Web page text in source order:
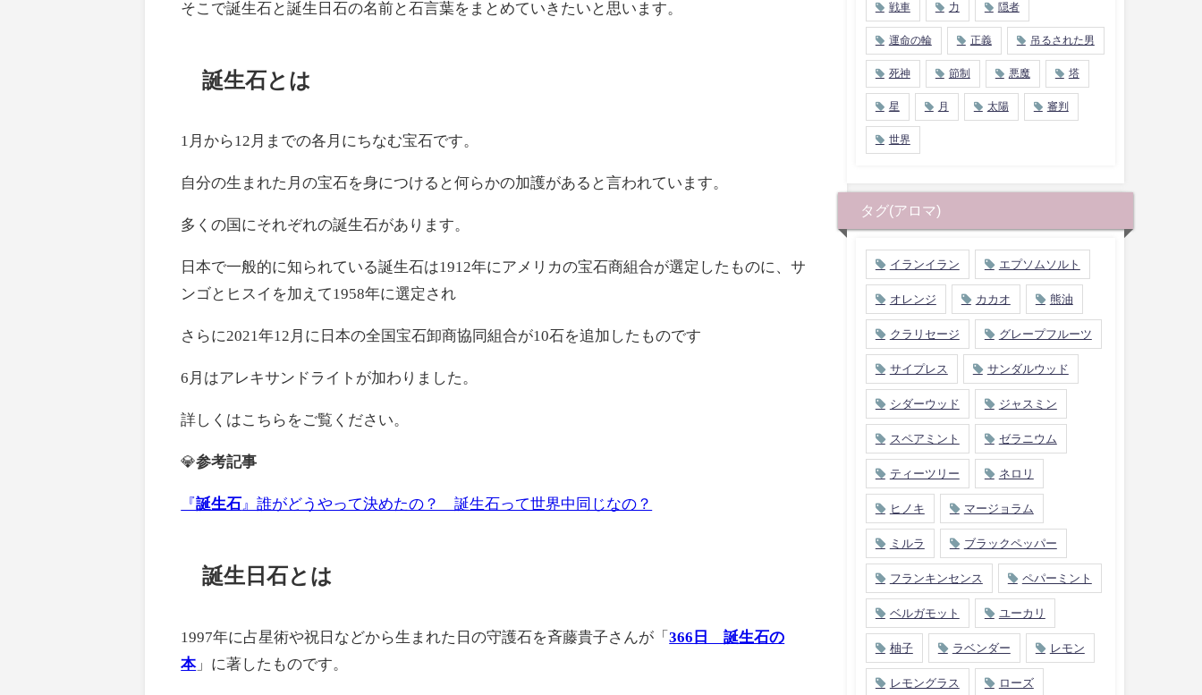
そこで誕生石と誕生日石の名前と石言葉をまとめていきたいと思います。
誕生石とは
1月から12月までの各月にちなむ宝石です。
自分の生まれた月の宝石を身につけると何らかの加護があると言われています。
多くの国にそれぞれの誕生石があります。
日本で一般的に知られている誕生石は1912年にアメリカの宝石商組合が選定したものに、サ
ンゴとヒスイを加えて1958年に選定され
さらに2021年12月に日本の全国宝石卸商協同組合が10石を追加したものです
6月はアレキサンドライトが加わりました。
詳しくはこちらをご覧ください。
💎参考記事
『誕生石 』誰がどうやって決めたの？ 誕生石って世界中同じなの？
誕生日石とは
1997年に占星術や祝日などから生まれた日の守護石を斉藤貴子さんが「366日 誕生石の
本」に著したものです。
戦車 力 隠者
運命の輪 正義 吊るされた男
死神 節制 悪魔 塔
星 月 太陽 審判
世界
タグ(アロマ)
イランイラン エプソムソルト
オレンジ カカオ 熊油
クラリセージ グレープフルーツ
サイプレス サンダルウッド
シダーウッド ジャスミン
スペアミント ゼラニウム
ティーツリー ネロリ
ヒノキ マージョラム
ミルラ ブラックペッパー
フランキンセンス ペパーミント
ベルガモット ユーカリ
柚子 ラベンダー レモン
レモングラス ローズ